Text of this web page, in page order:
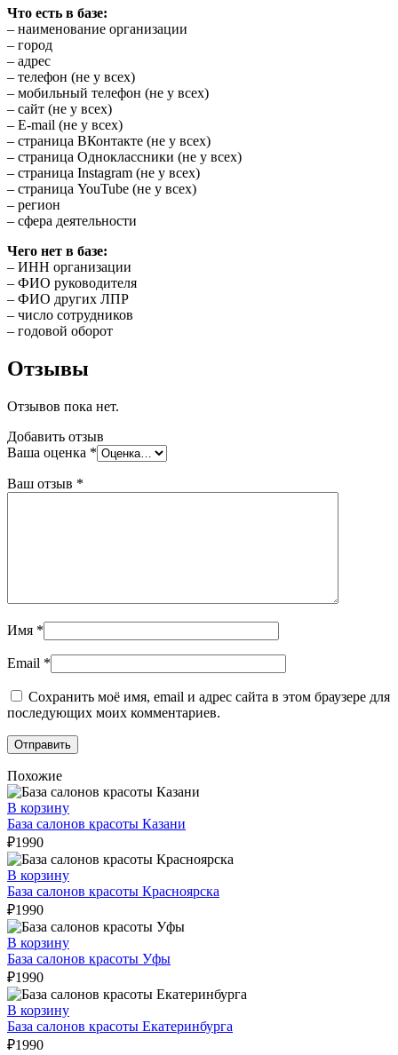
Что есть в базе:
– наименование организации
– город
– адрес
– телефон (не у всех)
– мобильный телефон (не у всех)
– сайт (не у всех)
– E-mail (не у всех)
– страница ВКонтакте (не у всех)
– страница Одноклассники (не у всех)
– страница Instagram (не у всех)
– страница YouTube (не у всех)
– регион
– сфера деятельности
Чего нет в базе:
– ИНН организации
– ФИО руководителя
– ФИО других ЛПР
– число сотрудников
– годовой оборот
Отзывы
Отзывов пока нет.
Добавить отзыв
Ваша оценка *
Ваш отзыв *
Имя *
Email *
Сохранить моё имя, email и адрес сайта в этом браузере для
последующих моих комментариев.
Похожие
В корзину
База салонов красоты Казани
₽1990
В корзину
База салонов красоты Красноярска
₽1990
В корзину
База салонов красоты Уфы
₽1990
В корзину
База салонов красоты Екатеринбурга
₽1990